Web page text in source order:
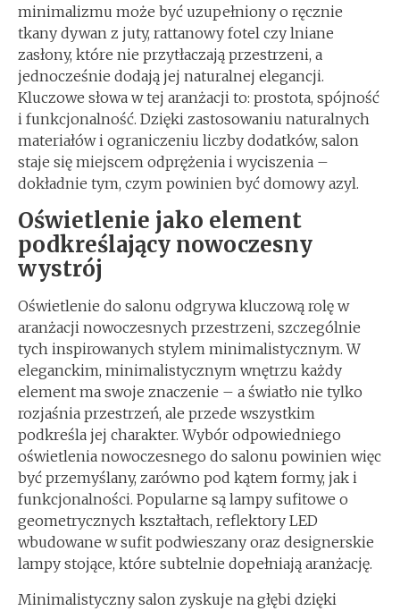
minimalizmu może być uzupełniony o ręcznie
tkany dywan z juty, rattanowy fotel czy lniane
zasłony, które nie przytłaczają przestrzeni, a
jednocześnie dodają jej naturalnej elegancji.
Kluczowe słowa w tej aranżacji to: prostota, spójność
i funkcjonalność. Dzięki zastosowaniu naturalnych
materiałów i ograniczeniu liczby dodatków, salon
staje się miejscem odprężenia i wyciszenia –
dokładnie tym, czym powinien być domowy azyl.
Oświetlenie jako element
podkreślający nowoczesny
wystrój
Oświetlenie do salonu odgrywa kluczową rolę w
aranżacji nowoczesnych przestrzeni, szczególnie
tych inspirowanych stylem minimalistycznym. W
eleganckim, minimalistycznym wnętrzu każdy
element ma swoje znaczenie – a światło nie tylko
rozjaśnia przestrzeń, ale przede wszystkim
podkreśla jej charakter. Wybór odpowiedniego
oświetlenia nowoczesnego do salonu powinien więc
być przemyślany, zarówno pod kątem formy, jak i
funkcjonalności. Popularne są lampy sufitowe o
geometrycznych kształtach, reflektory LED
wbudowane w sufit podwieszany oraz designerskie
lampy stojące, które subtelnie dopełniają aranżację.
Minimalistyczny salon zyskuje na głębi dzięki